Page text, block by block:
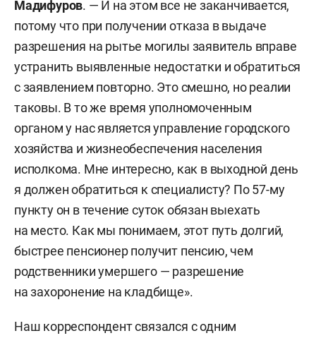
Мадифуров. — И на этом все не заканчивается,
потому что при получении отказа в выдаче
разрешения на рытье могилы заявитель вправе
устранить выявленные недостатки и обратиться
с заявлением повторно. Это смешно, но реалии
таковы. В то же время уполномоченным
органом у нас является управление городского
хозяйства и жизнеобеспечения населения
исполкома. Мне интересно, как в выходной день
я должен обратиться к специалисту? По 57-му
пункту он в течение суток обязан выехать
на место. Как мы понимаем, этот путь долгий,
быстрее пенсионер получит пенсию, чем
родственники умершего — разрешение
на захоронение на кладбище».
Наш корреспондент связался с одним